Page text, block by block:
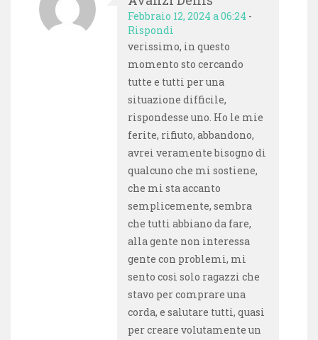
Febbraio 12, 2024 a 06:24 -
Rispondi
verissimo, in questo
momento sto cercando
tutte e tutti per una
situazione difficile,
rispondesse uno. Ho le mie
ferite, rifiuto, abbandono,
avrei veramente bisogno di
qualcuno che mi sostiene,
che mi sta accanto
semplicemente, sembra
che tutti abbiano da fare,
alla gente non interessa
gente con problemi, mi
sento così solo ragazzi che
stavo per comprare una
corda, e salutare tutti, quasi
per creare volutamente un